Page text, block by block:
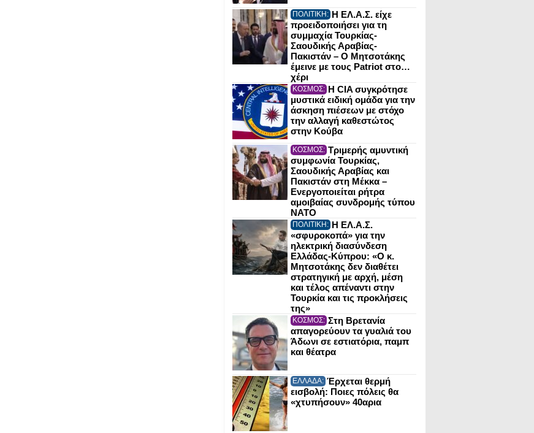
ΠΟΛΙΤΙΚΗ: Η ΕΛ.Α.Σ. είχε
προειδοποιήσει για τη
συμμαχία Τουρκίας-
Σαουδικής Αραβίας-
Πακιστάν – Ο Μητσοτάκης
έμεινε με τους Patriot στο…
χέρι
ΚΟΣΜΟΣ: Η CIA συγκρότησε
μυστικά ειδική ομάδα για την
άσκηση πιέσεων με στόχο
την αλλαγή καθεστώτος
στην Κούβα
ΚΟΣΜΟΣ: Τριμερής αμυντική
συμφωνία Τουρκίας,
Σαουδικής Αραβίας και
Πακιστάν στη Μέκκα –
Ενεργοποιείται ρήτρα
αμοιβαίας συνδρομής τύπου
NATO
ΠΟΛΙΤΙΚΗ: Η ΕΛ.Α.Σ.
«σφυροκοπά» για την
ηλεκτρική διασύνδεση
Ελλάδας-Κύπρου: «Ο κ.
Μητσοτάκης δεν διαθέτει
στρατηγική με αρχή, μέση
και τέλος απέναντι στην
Τουρκία και τις προκλήσεις
της»
ΚΟΣΜΟΣ: Στη Βρετανία
απαγορεύουν τα γυαλιά του
Άδωνι σε εστιατόρια, παμπ
και θέατρα
ΕΛΛΑΔΑ: Έρχεται θερμή
εισβολή: Ποιες πόλεις θα
«χτυπήσουν» 40αρια